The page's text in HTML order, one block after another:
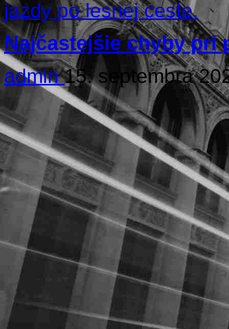
Najčastejšie chyby pri
admin15. septembra